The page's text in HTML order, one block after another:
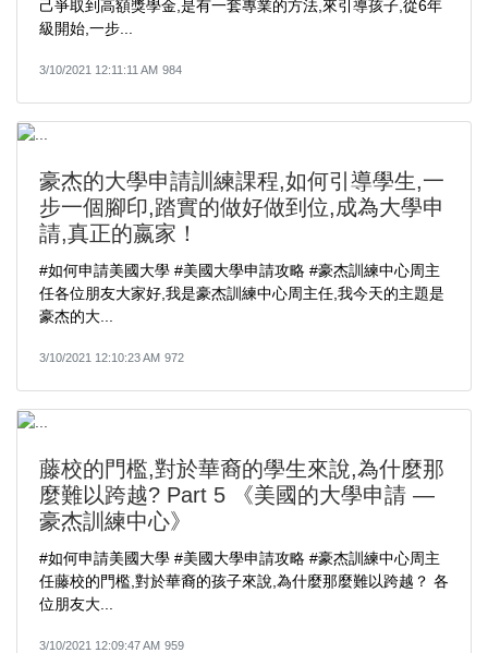
己爭取到高額獎學金,是有一套專業的方法,來引導孩子,從6年
級開始,一步...
3/10/2021 12:11:11 AM 984
豪杰的大學申請訓練課程,如何引導學生,一
步一個腳印,踏實的做好做到位,成為大學申
請,真正的嬴家！
#如何申請美國大學​ #美國大學申請攻略​ #豪杰訓練中心周主
任​各位朋友大家好,我是豪杰訓練中心周主任,我今天的主題是
豪杰的大...
3/10/2021 12:10:23 AM 972
藤校的門檻,對於華裔的學生來說,為什麼那
麼難以跨越? Part 5 《美國的大學申請 —
豪杰訓練中心》
#如何申請美國大學​ #美國大學申請攻略​ #豪杰訓練中心周主
任​藤校的門檻,對於華裔的孩子來說,為什麼那麼難以跨越？ 各
位朋友大...
3/10/2021 12:09:47 AM 959